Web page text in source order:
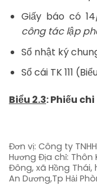
Giấy báo có
công tác lập
Sổ nhật ký
Sổ cái TK 111
Biểu 2.3: Phiếu chi
Đơn vị: Công ty
Hương Địa chỉ: Thôn
Đông, xã Hồng Thái,
An Dương,Tp Hải